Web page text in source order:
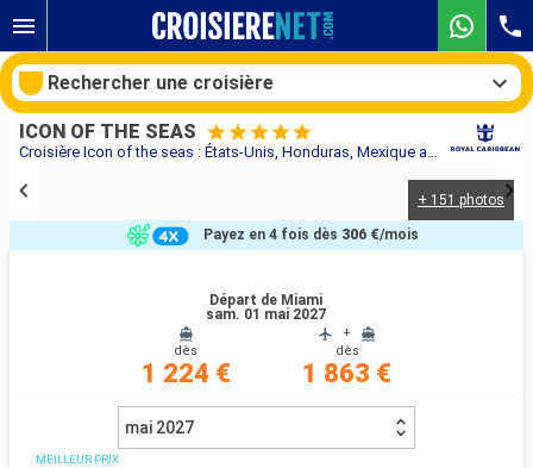
Croisière Icon of the seas : États-Unis, Honduras, Mexique au départ de Miami
ICON OF THE SEAS
+ 151 photos
Départ de Miami
sam. 01 mai 2027
dès
1 224 €
+
dès
1 863 €
Payez en 4 fois dès 306 €/mois
mai 2027
MEILLEUR PRIX
Rechercher une croisière
Compagnies
Rechercher